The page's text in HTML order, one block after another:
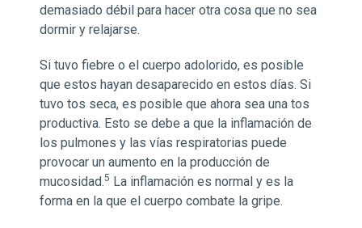
demasiado débil para hacer otra cosa que no sea
dormir y relajarse.
Si tuvo fiebre o el cuerpo adolorido, es posible
que estos hayan desaparecido en estos días. Si
tuvo tos seca, es posible que ahora sea una tos
productiva. Esto se debe a que la inflamación de
los pulmones y las vías respiratorias puede
provocar un aumento en la producción de
mucosidad.5 La inflamación es normal y es la
forma en la que el cuerpo combate la gripe.